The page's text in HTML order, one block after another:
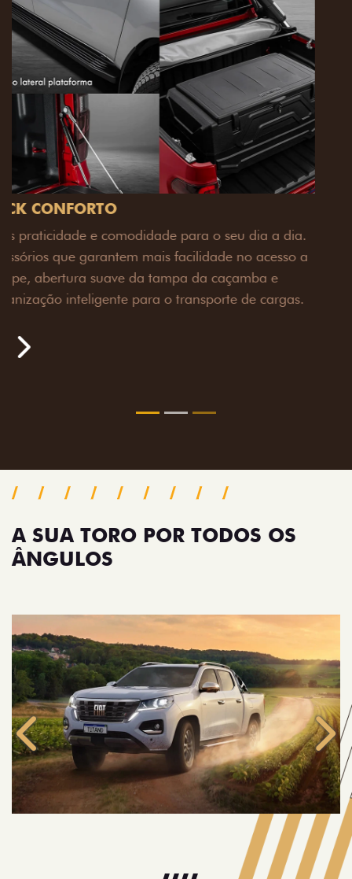
PACK OFF-ROAD
Prepare sua picape para qualquer desafio. O Pack
off-road combina engate de reboque para até 3,5
toneladas, alargadores de para-lamas e overbumper,
oferecendo mais capacidade de reboque, proteção
imponente para enfrentar qualquer terreno com
confiança.
Pack tecnologia
A SUA TORO POR TODOS OS
ÂNGULOS
Anterior